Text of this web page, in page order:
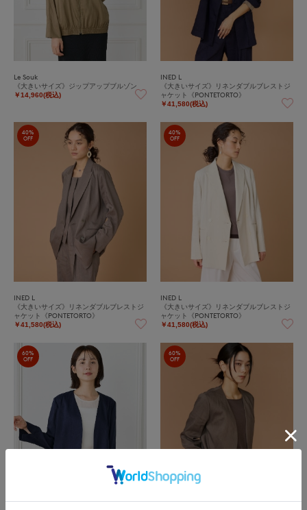
Le Souk
《大きいサイズ》ジップアップブルゾン
￥14,960(税込)
INED L
《大きいサイズ》リネンダブルブレストジ
ャケット《PONTETORTO》
￥41,580(税込)
40%
OFF
INED L
《大きいサイズ》リネンダブルブレストジ
ャケット《PONTETORTO》
￥41,580(税込)
40%
OFF
INED L
《大きいサイズ》リネンダブルブレストジ
ャケット《PONTETORTO》
￥41,580(税込)
60%
OFF
60%
OFF